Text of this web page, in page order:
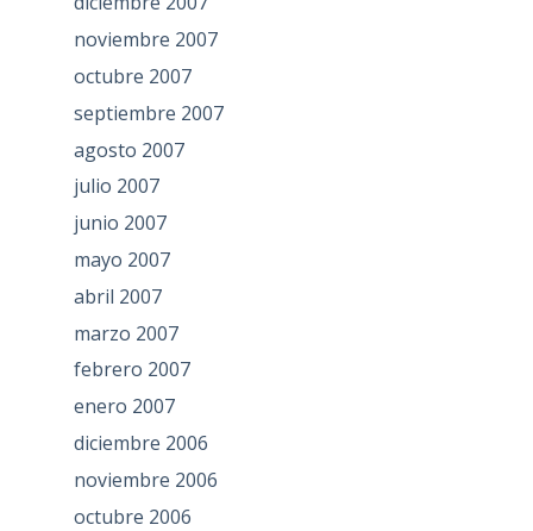
noviembre 2007
octubre 2007
septiembre 2007
agosto 2007
julio 2007
junio 2007
mayo 2007
abril 2007
marzo 2007
febrero 2007
enero 2007
diciembre 2006
noviembre 2006
octubre 2006